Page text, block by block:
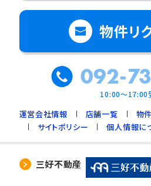
物件リ
092-
10:00～17:00
運営会社情報 店舗一覧
物
サイトポリシー
個人情報に
三好不動産